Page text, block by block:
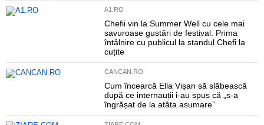
A1.RO
Chefii vin la Summer Well cu cele mai
savuroase gustări de festival. Prima
întâlnire cu publicul la standul Chefi la
cuțite
CANCAN.RO
Cum încearcă Ella Vișan să slăbească
după ce internauții i-au spus că „s-a
îngrășat de la atâta asumare”